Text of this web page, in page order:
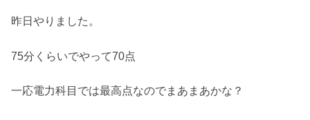
昨日やりました。
75分くらいでやって70点
一応電力科目では最高点なのでまあまあかな？